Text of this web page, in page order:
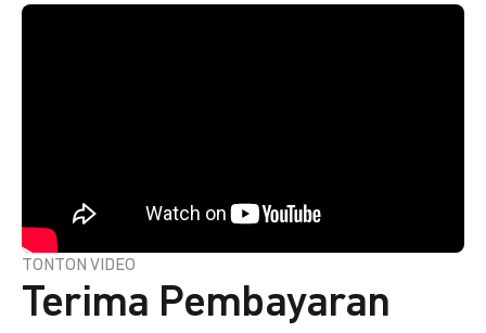
TONTON VIDEO
Terima Pembayaran